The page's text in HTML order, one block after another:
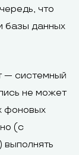
что
базы данных
— системный
не может
фоновых
(с
выполнять